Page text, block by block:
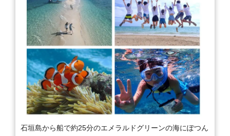
石垣島から船で約25分のエメラルドグリーンの海にぽつん